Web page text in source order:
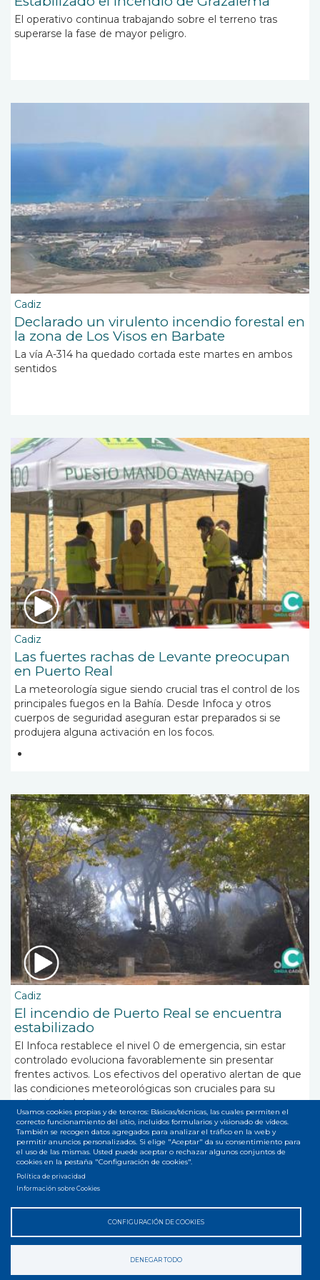
El operativo continua trabajando sobre el terreno tras
superarse la fase de mayor peligro.
Cadiz
Declarado un virulento incendio forestal en
la zona de Los Visos en Barbate
La vía A-314 ha quedado cortada este martes en ambos
sentidos
Cadiz
Las fuertes rachas de Levante preocupan
en Puerto Real
La meteorología sigue siendo crucial tras el control de los
principales fuegos en la Bahía. Desde Infoca y otros
cuerpos de seguridad aseguran estar preparados si se
produjera alguna activación en los focos.
Cadiz
El incendio de Puerto Real se encuentra
estabilizado
El Infoca restablece el nivel 0 de emergencia, sin estar
controlado evoluciona favorablemente sin presentar
frentes activos. Los efectivos del operativo alertan de que
las condiciones meteorológicas son cruciales para su
extinción total.
Suscribirse a Infoca
Accesibilidad Privacidad Legal Cookies Mapa web
Usamos cookies propias y de terceros: Básicas/técnicas, las cuales permiten el
correcto funcionamiento del sitio, incluidos formularios y visionado de vídeos.
También se recogen datos agregados para analizar el tráfico en la web y
permitir anuncios personalizados. Si elige "Aceptar" da su consentimiento para
el uso de las mismas. Usted puede aceptar o rechazar algunos conjuntos de
cookies en la pestaña "Configuración de cookies".
Política de privacidad
Información sobre Cookies
CONFIGURACIÓN DE COOKIES
DENEGAR TODO